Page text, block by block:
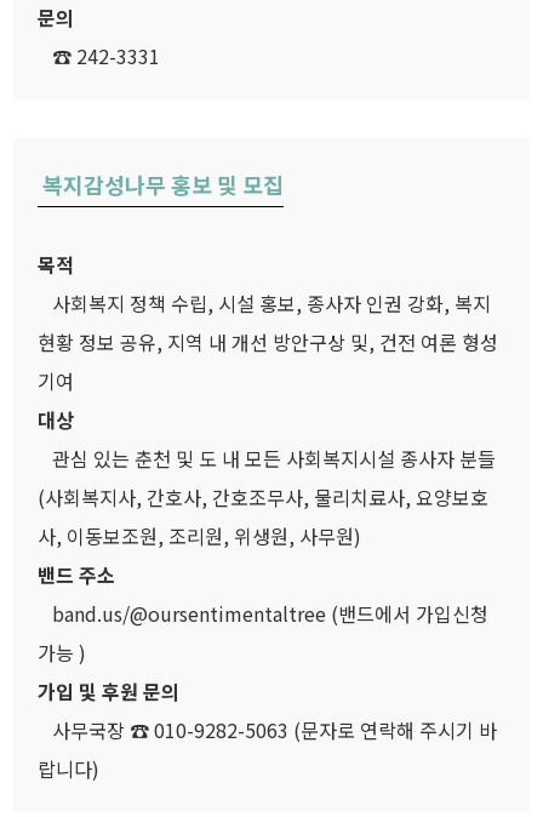
문의
☎ 242-3331
복지감성나무 홍보 및 모집
목적
사회복지 정책 수립, 시설 홍보, 종사자 인권 강화, 복지
현황 정보 공유, 지역 내 개선 방안구상 및, 건전 여론 형성
기여
대상
관심 있는 춘천 및 도 내 모든 사회복지시설 종사자 분들
(사회복지사, 간호사, 간호조무사, 물리치료사, 요양보호
사, 이동보조원, 조리원, 위생원, 사무원)
밴드 주소
band.us/@oursentimentaltree (밴드에서 가입신청
가능 )
가입 및 후원 문의
사무국장 ☎ 010-9282-5063 (문자로 연락해 주시기 바
랍니다)